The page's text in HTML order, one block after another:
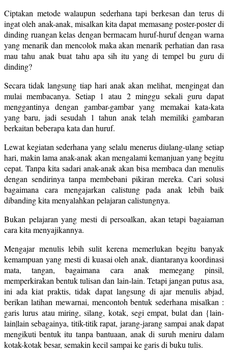
Ciptakan metode walaupun sederhana tapi berkesan dan terus di
ingat oleh anak-anak, misalkan kita dapat memasang poster-poster di
dinding ruangan kelas dengan bermacam huruf-huruf dengan warna
yang menarik dan mencolok maka akan menarik perhatian dan rasa
mau tahu anak buat tahu apa sih itu yang di tempel bu guru di
dinding?
Secara tidak langsung tiap hari anak akan melihat, mengingat dan
mulai membacanya. Setiap 1 atau 2 minggu sekali guru dapat
menggantinya dengan gambar-gambar yang memakai kata-kata
yang baru, jadi sesudah 1 tahun anak telah memiliki gambaran
berkaitan beberapa kata dan huruf.
Lewat kegiatan sederhana yang selalu menerus diulang-ulang setiap
hari, makin lama anak-anak akan mengalami kemanjuan yang begitu
cepat. Tanpa kita sadari anak-anak akan bisa membaca dan menulis
dengan sendirinya tanpa membebani pikiran mereka. Cari solusi
bagaimana cara mengajarkan calistung pada anak lebih baik
dibanding kita menyalahkan pelajaran calistungnya.
Bukan pelajaran yang mesti di persoalkan, akan tetapi bagaiaman
cara kita menyajikannya.
Mengajar menulis lebih sulit kerena memerlukan begitu banyak
kemampuan yang mesti di kuasai oleh anak, diantaranya koordinasi
mata, tangan, bagaimana cara anak memegang pinsil,
memperkirakan bentuk tulisan dan lain-lain. Tetapi jangan putus asa,
ini ada kiat praktis, tidak dapat langsung di ajar menulis abjad,
berikan latihan mewarnai, mencontoh bentuk sederhana misalkan :
garis lurus atau miring, silang, kotak, segi empat, bulat dan {lain-
lain|lain sebagainya, titik-titik rapat, jarang-jarang sampai anak dapat
mengikuti bentuk itu tanpa bantuaan, anak di suruh meniru dalam
kotak-kotak besar, semakin kecil sampai ke garis di buku tulis.